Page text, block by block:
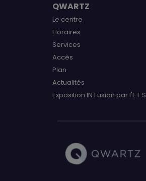
QWARTZ
Le centre
Horaires
Services
Accès
Plan
Actualités
Exposition IN Fusion par l'E.F.S